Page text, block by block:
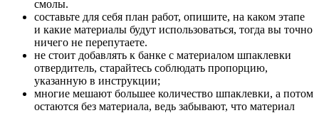
смолы.
составьте для себя план работ, опишите, на каком этапе
и какие материалы будут использоваться, тогда вы точно
ничего не перепутаете.
не стоит добавлять к банке с материалом шпаклевки
отвердитель, старайтесь соблюдать пропорцию,
указанную в инструкции;
многие мешают большее количество шпаклевки, а потом
остаются без материала, ведь забывают, что материал